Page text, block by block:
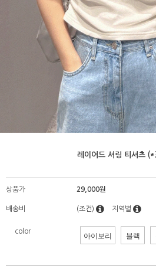
레이어드 셔링 티셔츠
상품가 29,000원
배송비 (조건) 지역별
color 아이보리 블랙